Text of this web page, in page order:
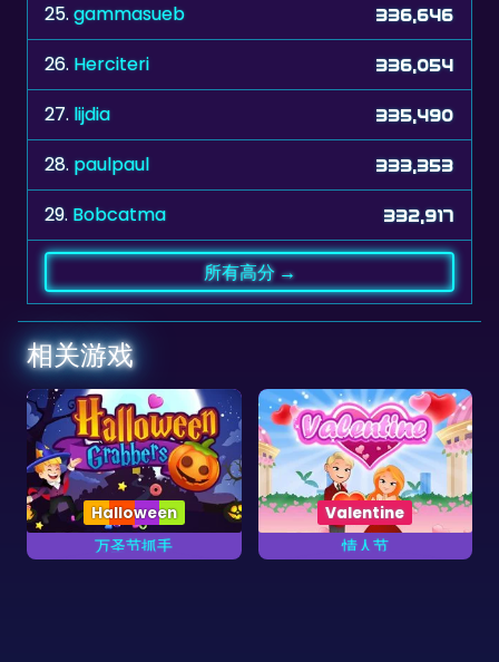
25.gammasueb 336,646
26. Herciteri 336,054
27. lijdia 335,490
28. paulpaul 333,353
29. Bobcatma 332,917
所有高分 →
相关游戏
万圣节抓手
Halloween
情人节
Valentine